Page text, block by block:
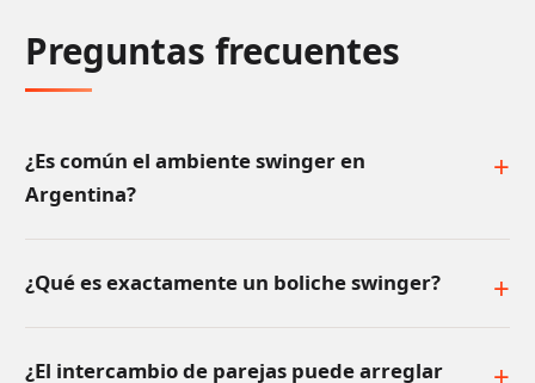
Preguntas frecuentes
¿Es común el ambiente swinger en
Argentina?
¿Qué es exactamente un boliche swinger?
¿El intercambio de parejas puede arreglar